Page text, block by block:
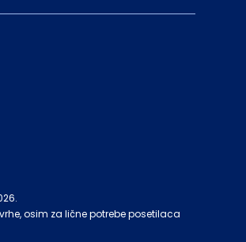
.
osim za lične potrebe posetilaca